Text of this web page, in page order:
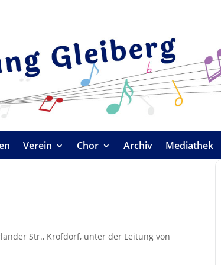
Verein Chor Archiv Mediathek
Str., Krofdorf, unter der Leitung von